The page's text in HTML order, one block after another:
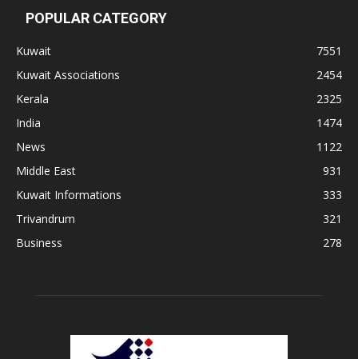
POPULAR CATEGORY
Kuwait
7551
Kuwait Associations
2454
Kerala
2325
India
1474
News
1122
Middle East
931
Kuwait Informations
333
Trivandrum
321
Business
278